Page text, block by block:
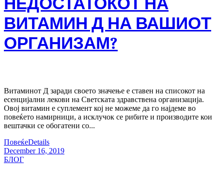
ВИТАМИН Д НА ВАШИОТ
ОРГАНИЗАМ?
Витаминот Д заради своето значење е ставен на списокот на
есенцијални лекови на Светската здравствена организација.
Овој витамин е суплемент кој не можеме да го најдеме во
повеќето намирници, а исклучок се рибите и производите кои
вештачки се обогатени со...
ПовеќеDetails
December 16, 2019
БЛОГ